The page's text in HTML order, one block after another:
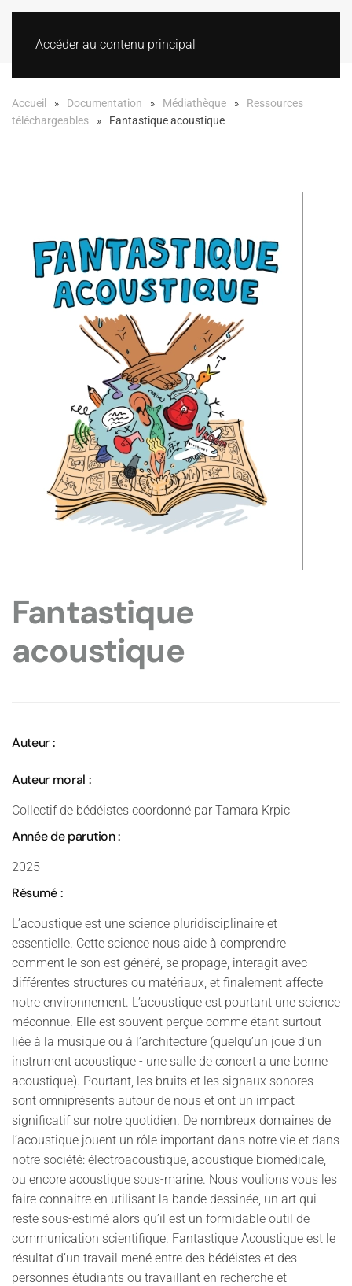
Accéder au contenu principal
Accueil Documentation Médiathèque
Ressources
téléchargeables
Fantastique acoustique
Fantastique
acoustique
Auteur :
Auteur moral :
Collectif de bédéistes coordonné par Tamara Krpic
Année de parution :
2025
Résumé :
L’acoustique est une science pluridisciplinaire et
essentielle. Cette science nous aide à comprendre
comment le son est généré, se propage, interagit avec
différentes structures ou matériaux, et finalement affecte
notre environnement. L’acoustique est pourtant une science
méconnue. Elle est souvent perçue comme étant surtout
liée à la musique ou à l’architecture (quelqu’un joue d’un
instrument acoustique - une salle de concert a une bonne
acoustique). Pourtant, les bruits et les signaux sonores
sont omniprésents autour de nous et ont un impact
significatif sur notre quotidien. De nombreux domaines de
l’acoustique jouent un rôle important dans notre vie et dans
notre société: électroacoustique, acoustique biomédicale,
ou encore acoustique sous-marine. Nous voulions vous les
faire connaitre en utilisant la bande dessinée, un art qui
reste sous-estimé alors qu’il est un formidable outil de
communication scientifique. Fantastique Acoustique est le
résultat d’un travail mené entre des bédéistes et des
personnes étudiants ou travaillant en recherche et